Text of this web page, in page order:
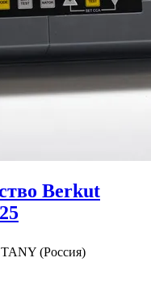
Berkut
(Россия)